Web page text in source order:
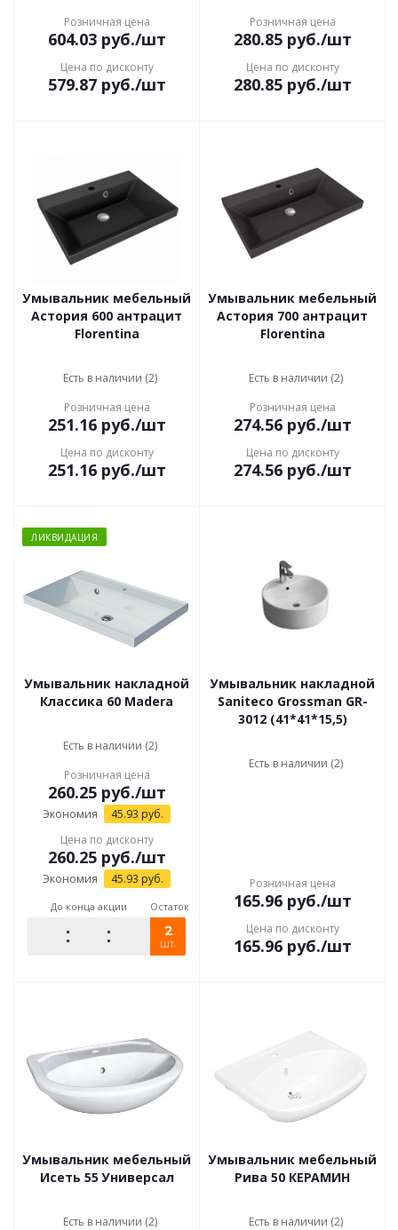
Розничная цена
604.03руб./шт
Цена по дисконту
579.87руб./шт
Розничная цена
280.85руб./шт
Цена по дисконту
280.85руб./шт
Умывальник мебельный
Астория 600 антрацит
Florentina
Есть в наличии (2)
Розничная цена
251.16руб./шт
Цена по дисконту
251.16руб./шт
Умывальник мебельный
Астория 700 антрацит
Florentina
Есть в наличии (2)
Розничная цена
274.56руб./шт
Цена по дисконту
274.56руб./шт
ЛИКВИДАЦИЯ
Умывальник накладной
Классика 60 Madera
Есть в наличии (2)
Розничная цена
260.25руб./шт
Экономия 45.93 руб.
Цена по дисконту
260.25руб./шт
Экономия 45.93 руб.
До конца акции Остаток
2
шт.
Умывальник накладной
Saniteco Grossman GR-
3012 (41*41*15,5)
Есть в наличии (2)
Розничная цена
165.96руб./шт
Цена по дисконту
165.96руб./шт
Умывальник мебельный
Исеть 55 Универсал
Есть в наличии (2)
Умывальник мебельный
Рива 50 КЕРАМИН
Есть в наличии (2)